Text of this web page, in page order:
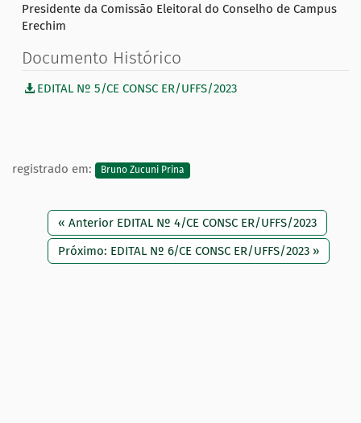
Presidente da Comissão Eleitoral do Conselho de Campus
Erechim
Documento Histórico
EDITAL Nº 5/CE CONSC ER/UFFS/2023
registrado em: Bruno Zucuni Prina
« Anterior EDITAL Nº 4/CE CONSC ER/UFFS/2023
Próximo: EDITAL Nº 6/CE CONSC ER/UFFS/2023 »